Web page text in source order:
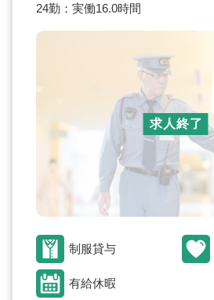
24勤：実働16.0時間
求人終了
制服貸与
有給休暇